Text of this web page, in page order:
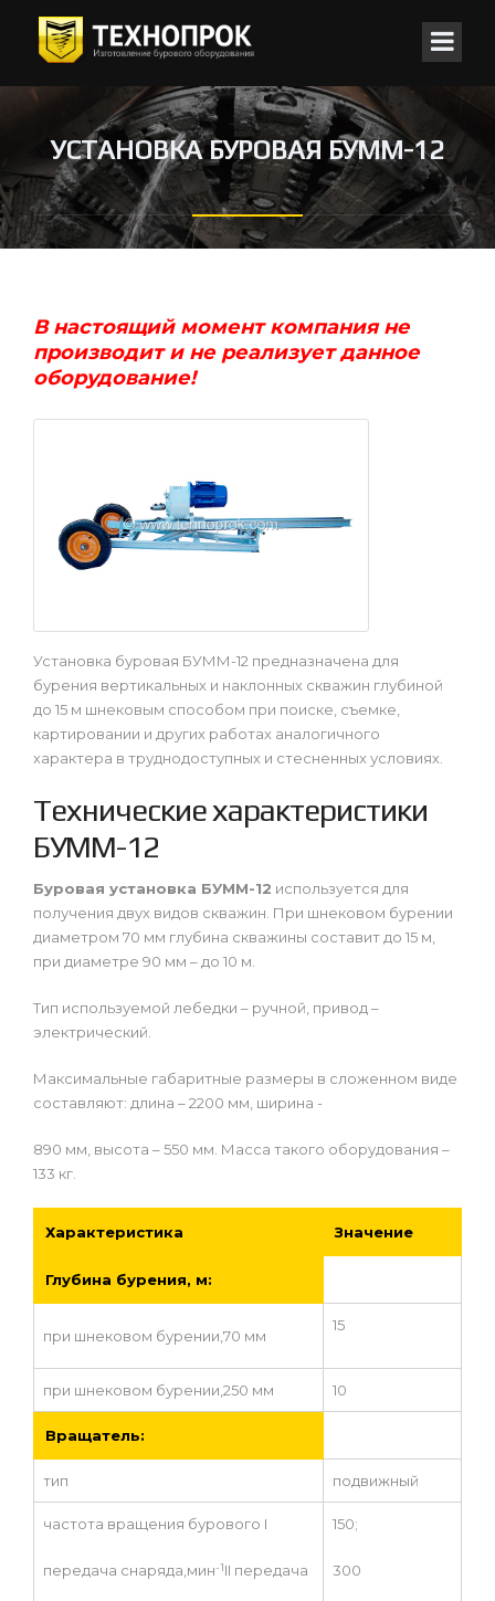
УСТАНОВКА БУРОВАЯ БУММ-12
В настоящий момент компания не
производит и не реализует данное
оборудование!
Установка буровая БУММ-12 предназначена для
бурения вертикальных и наклонных скважин глубиной
до 15 м шнековым способом при поиске, съемке,
картировании и других работах аналогичного
характера в труднодоступных и стесненных условиях.
Технические характеристики
БУММ-12
Буровая установка БУММ-12 используется для
получения двух видов скважин. При шнековом бурении
диаметром 70 мм глубина скважины составит до 15 м,
при диаметре 90 мм – до 10 м.
Тип используемой лебедки – ручной, привод –
электрический.
Максимальные габаритные размеры в сложенном виде
составляют: длина – 2200 мм, ширина -
890 мм, высота – 550 мм. Масса такого оборудования –
133 кг.
Характеристика Значение
Глубина бурения, м:
при шнековом бурении,70 мм
15
при шнековом бурении,250 мм 10
Вращатель:
тип подвижный
частота вращения бурового I
передача снаряда,мин-1II передача
150;
300